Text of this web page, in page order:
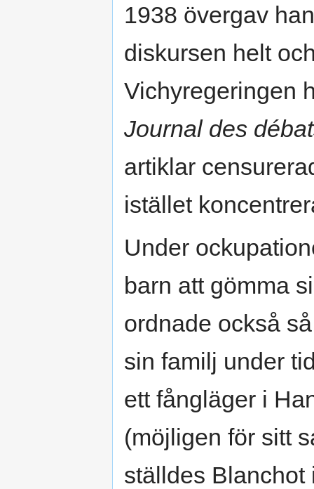
1938 övergav
diskursen helt
Vichyregeringen
Journal des
artiklar
istället
Under
barn att gömma
ordnade också
sin familj under
ett fångläger i
(möjligen för sitt
ställdes Blanchot